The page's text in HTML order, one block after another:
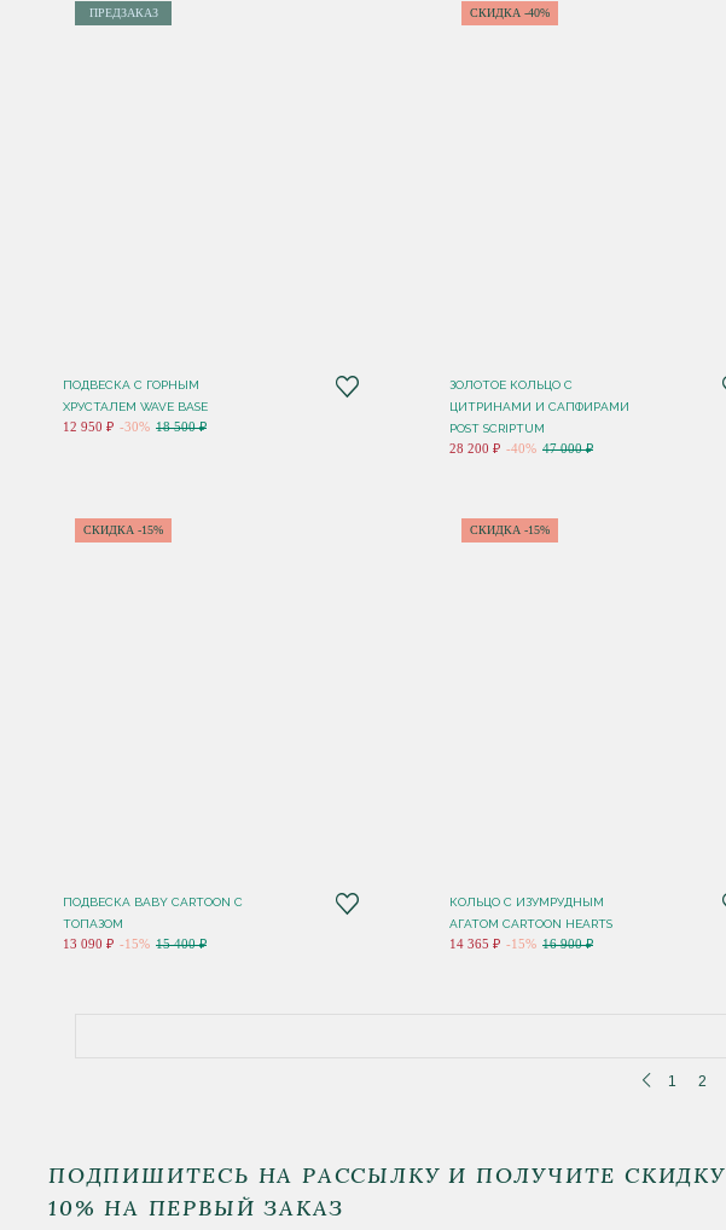
ПРЕДЗАКАЗ
ПОДВЕСКА С ГОРНЫМ
ХРУСТАЛЕМ WAVE BASE
12 950 ₽ -30% 18 500 ₽
СКИДКА -40%
ЗОЛОТОЕ КОЛЬЦО С
ЦИТРИНАМИ И САПФИРАМИ
POST SCRIPTUM
28 200 ₽ -40% 47 000 ₽
СКИДКА -15%
ПОДВЕСКА BABY CARTOON С
ТОПАЗОМ
13 090 ₽ -15% 15 400 ₽
СКИДКА -15%
КОЛЬЦО C ИЗУМРУДНЫМ
АГАТОМ CARTOON HEARTS
14 365 ₽ -15% 16 900 ₽
1 2
ПОДПИШИТЕСЬ НА РАССЫЛКУ И ПОЛУЧИТЕ СКИДКУ
10% НА ПЕРВЫЙ ЗАКАЗ